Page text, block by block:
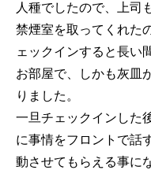
人種でしたので、上司
禁煙室を取ってくれた
ェックインすると長い
お部屋で、しかも灰皿
りました。
一旦チェックインした
に事情をフロントで話
動させてもらえる事に